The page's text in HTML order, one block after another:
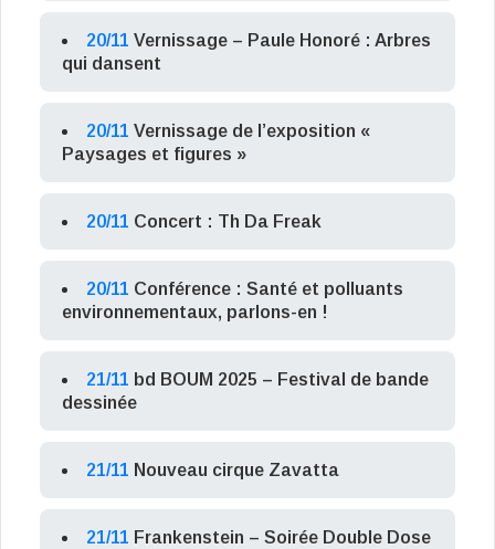
20/11 Vernissage – Paule Honoré : Arbres
qui dansent
20/11 Vernissage de l’exposition «
Paysages et figures »
20/11 Concert : Th Da Freak
20/11 Conférence : Santé et polluants
environnementaux, parlons-en !
21/11 bd BOUM 2025 – Festival de bande
dessinée
21/11 Nouveau cirque Zavatta
21/11 Frankenstein – Soirée Double Dose